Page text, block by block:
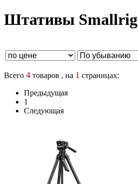
Штативы Smallrig
Всего 4 товаров , на 1 страницах:
Предыдущая
1
Следующая